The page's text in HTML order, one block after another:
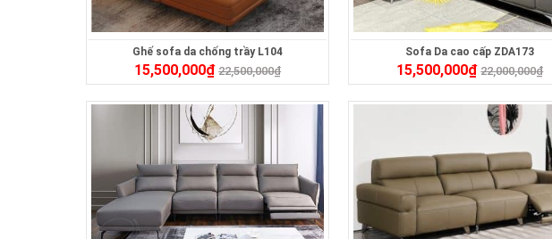
Ghế sofa da chống trầy L104
15,500,000₫ 22,500,000₫
Sofa Da cao cấp ZDA173
15,500,000₫ 22,000,000₫